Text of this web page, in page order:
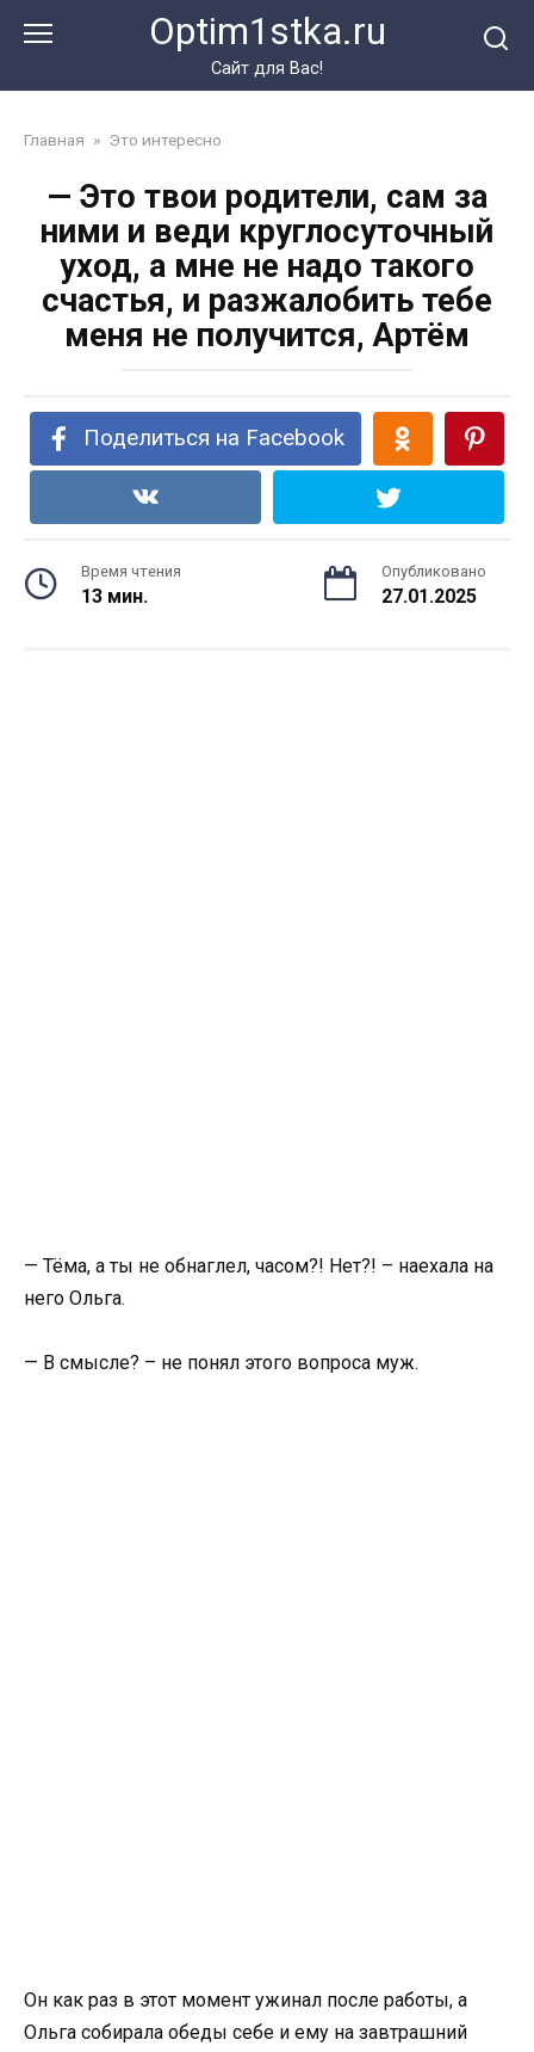
Optim1stka.ru
Сайт для Вас!
Главная » Это интересно
— Это твои родители, сам за
ними и веди круглосуточный
уход, а мне не надо такого
счастья, и разжалобить тебе
меня не получится, Артём
Поделиться на Facebook
Время чтения
13 мин.
Опубликовано
27.01.2025
— Тёма, а ты не обнаглел, часом?! Нет?! – наехала на
него Ольга.
— В смысле? – не понял этого вопроса муж.
Он как раз в этот момент ужинал после работы, а
Ольга собирала обеды себе и ему на завтрашний